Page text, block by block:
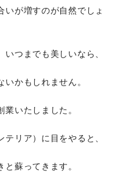
いが増すのが自然でしょ
つまでも美しいなら、
かもしれません。
いたしました。
リア）に目をやると、
蘇ってきます。